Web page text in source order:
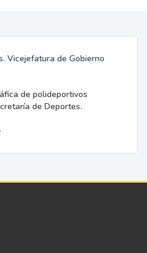
Vicejefatura de Gobierno
de polideportivos
de Deportes.